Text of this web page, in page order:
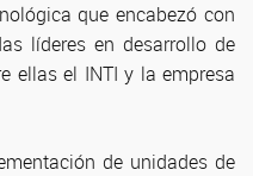
que encabezó con
líderes en desarrollo de
ellas el INTI y la empresa
de unidades de